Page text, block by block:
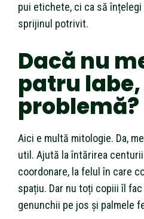
pui etichete, ci ca să
sprijinul potrivit.
Dacă nu
patru labe,
problemă?
Aici e multă mitologie. Da,
util. Ajută la întărirea
coordonare, la felul în care
spațiu. Dar nu toți copiii îl
genunchii pe jos și palmele